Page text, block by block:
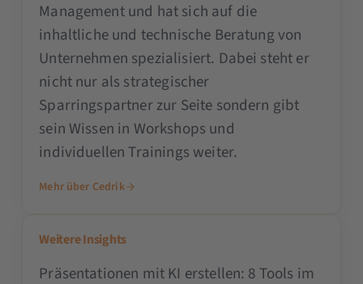
Management und hat sich auf die
inhaltliche und technische Beratung von
Unternehmen spezialisiert. Dabei steht er
nicht nur als strategischer
Sparringspartner zur Seite sondern gibt
sein Wissen in Workshops und
individuellen Trainings weiter.
Mehr über Cedrik
Weitere Insights
Präsentationen mit KI erstellen: 8 Tools im